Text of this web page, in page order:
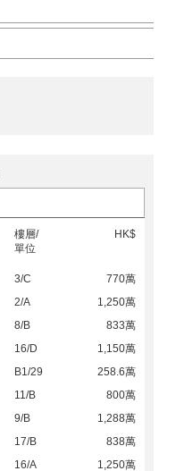
樓層/
單位
HK$
3/C
770萬
2/A
1,250萬
8/B
833萬
16/D
1,150萬
B1/29
258.6萬
11/B
800萬
9/B
1,288萬
17/B
838萬
16/A
1,250萬